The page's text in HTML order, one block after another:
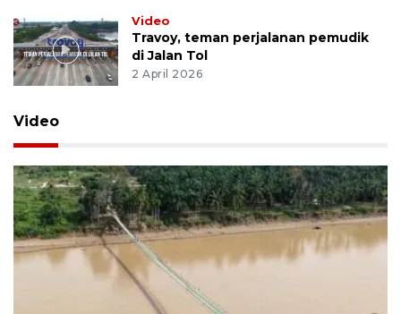
Video
Travoy, teman perjalanan pemudik
di Jalan Tol
2 April 2026
Video